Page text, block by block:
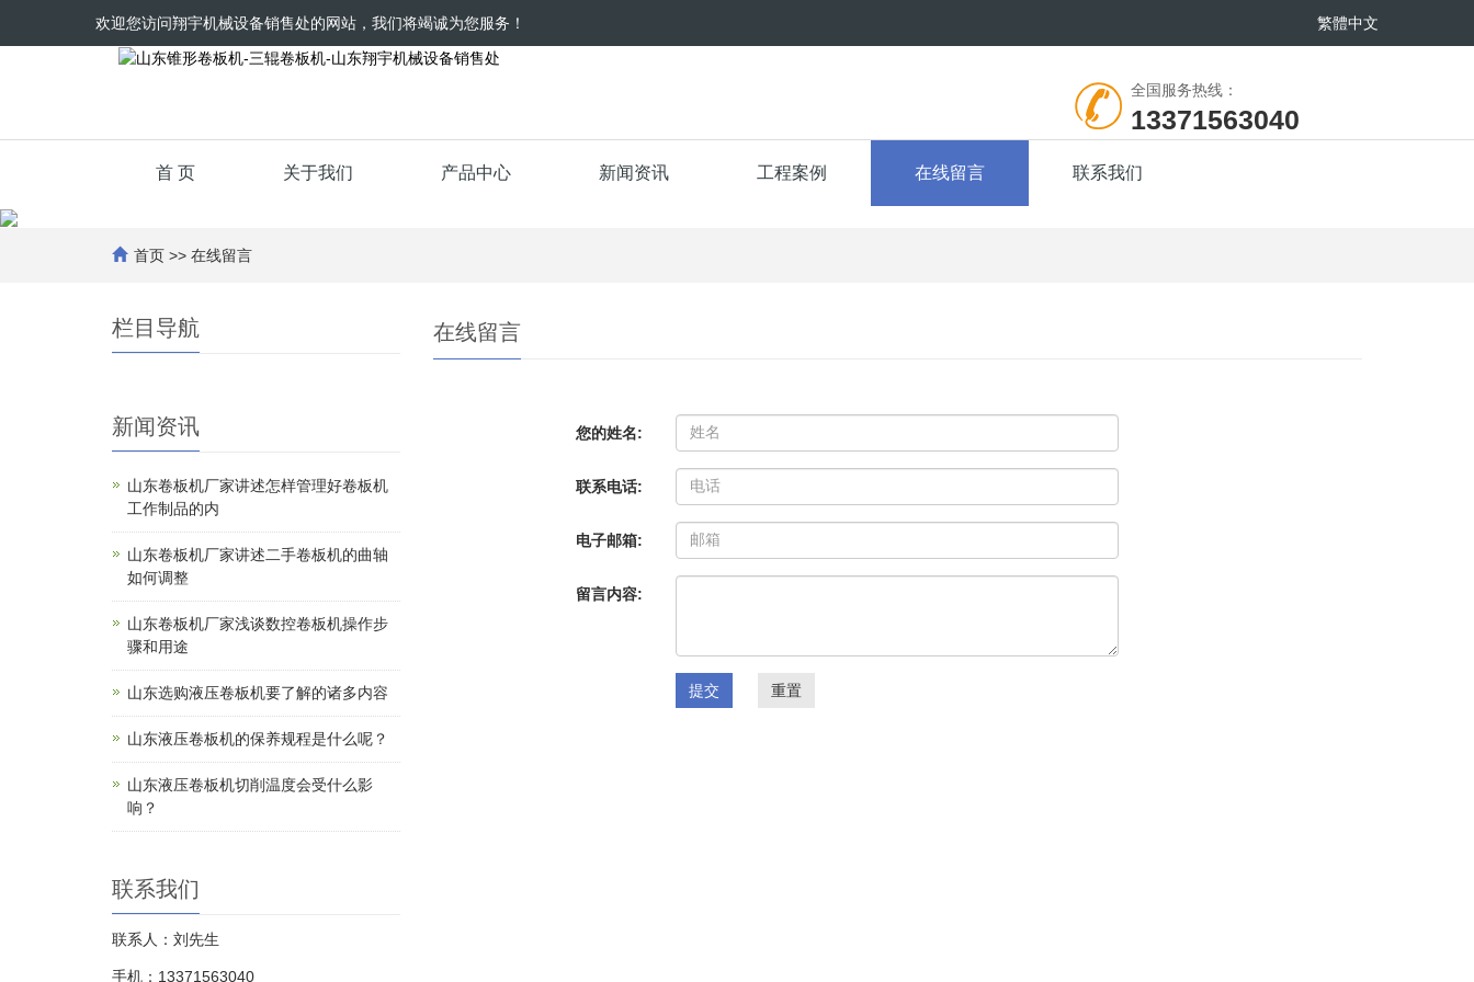
欢迎您访问翔宇机械设备销售处的网站，我们将竭诚为您服务！ 繁體中文
全国服务热线：
13371563040
首 页 关于我们 产品中心 新闻资讯 工程案例 在线留言 联系我们
首页 >> 在线留言
在线留言
您的姓名:
联系电话:
电子邮箱:
留言内容:
提交 重置
栏目导航
新闻资讯
山东卷板机厂家讲述怎样管理好卷板机
工作制品的内
山东卷板机厂家讲述二手卷板机的曲轴
如何调整
山东卷板机厂家浅谈数控卷板机操作步
骤和用途
山东选购液压卷板机要了解的诸多内容
山东液压卷板机的保养规程是什么呢？
山东液压卷板机切削温度会受什么影
响？
联系我们
联系人：刘先生
手机：13371563040